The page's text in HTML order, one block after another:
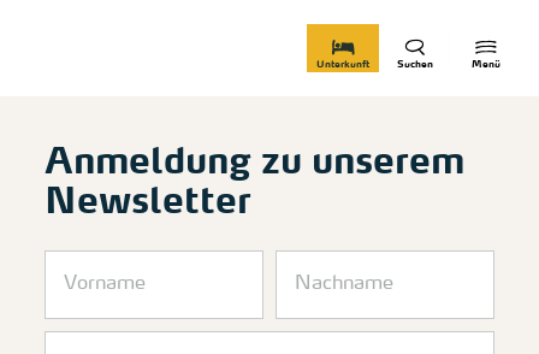
Menü
Suchen
Unterkunft
Anmeldung zu unserem
Newsletter